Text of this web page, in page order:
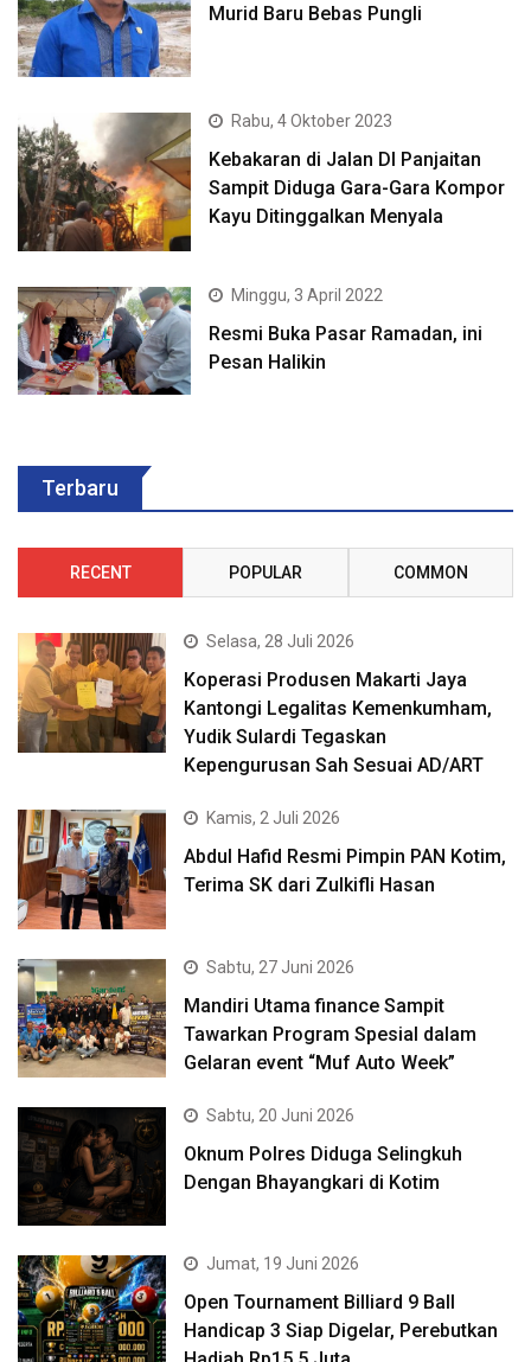
Murid Baru Bebas Pungli
Rabu, 4 Oktober 2023
Kebakaran di Jalan DI Panjaitan
Sampit Diduga Gara-Gara Kompor
Kayu Ditinggalkan Menyala
Minggu, 3 April 2022
Resmi Buka Pasar Ramadan, ini
Pesan Halikin
Terbaru
RECENT POPULAR COMMON
Selasa, 28 Juli 2026
Koperasi Produsen Makarti Jaya
Kantongi Legalitas Kemenkumham,
Yudik Sulardi Tegaskan
Kepengurusan Sah Sesuai AD/ART
Kamis, 2 Juli 2026
Abdul Hafid Resmi Pimpin PAN Kotim,
Terima SK dari Zulkifli Hasan
Sabtu, 27 Juni 2026
Mandiri Utama finance Sampit
Tawarkan Program Spesial dalam
Gelaran event “Muf Auto Week”
Sabtu, 20 Juni 2026
Oknum Polres Diduga Selingkuh
Dengan Bhayangkari di Kotim
Jumat, 19 Juni 2026
Open Tournament Billiard 9 Ball
Handicap 3 Siap Digelar, Perebutkan